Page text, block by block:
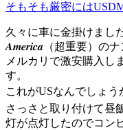
そもそも厳密には
久々に車に金掛けまし
𝑨𝒎𝒆𝒓𝒊𝒄𝒂（超重要）の
メルカリで激安購入し
す。
これがUSなんでしょう
さっさと取り付けて昼
灯が点灯したのでコン